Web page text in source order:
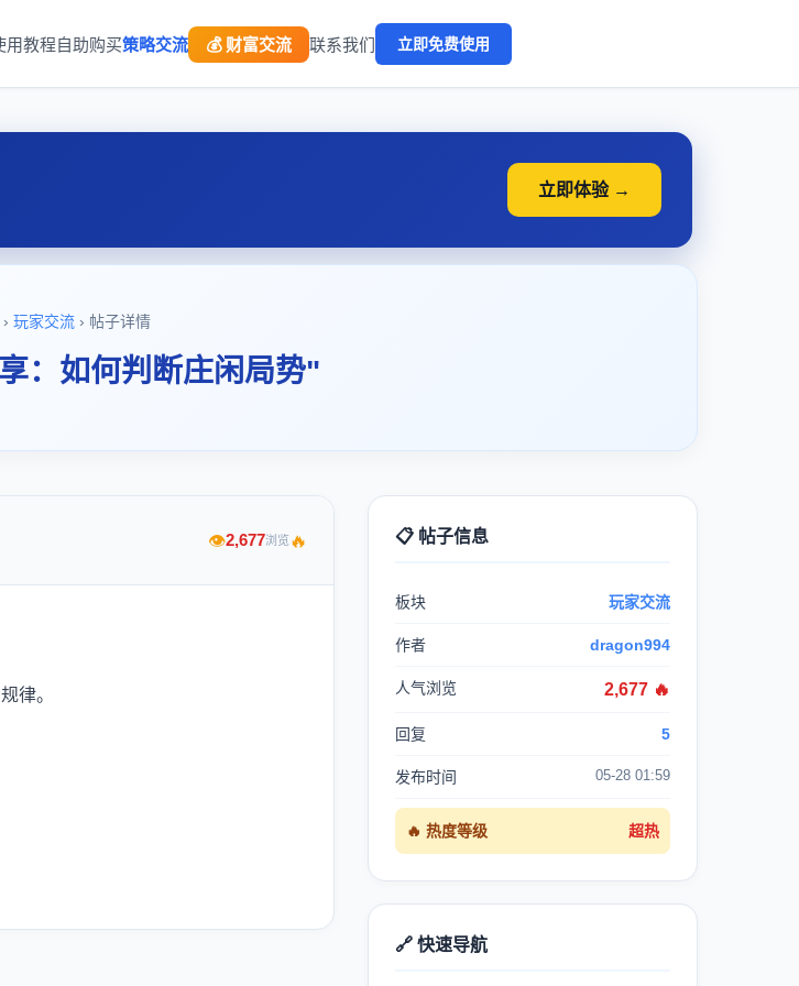
用教程自助购买策略交流 💰 财富交流 联系我们 立即免费使用
立即体验 →
› 玩家交流 › 帖子详情
：如何判断庄闲局势"
👁2,677浏览🔥
律。
📋 帖子信息
板块 玩家交流
作者 dragon994
人气浏览 2,677 🔥
回复 5
发布时间 05-28 01:59
🔥 热度等级 超热
🔗 快速导航